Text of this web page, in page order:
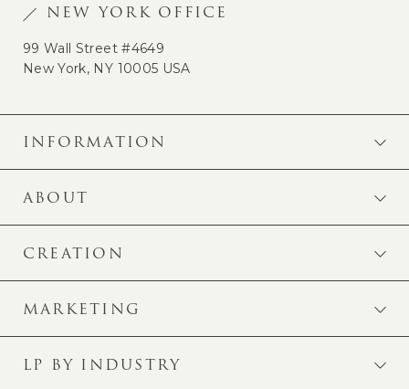
NEW YORK OFFICE
99 Wall Street #4649
New York, NY 10005 USA
INFORMATION
ABOUT
CREATION
MARKETING
LP BY INDUSTRY